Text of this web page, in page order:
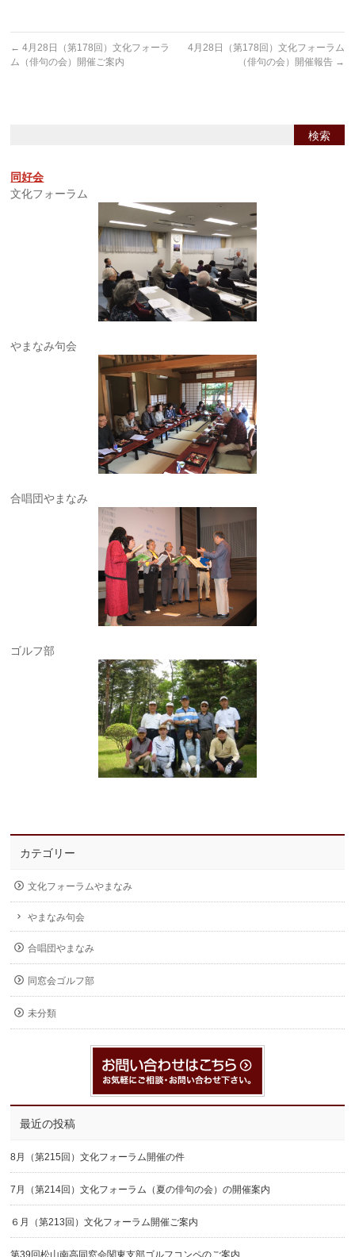
← 4月28日（第178回）文化フォーラ
ム（俳句の会）開催ご案内
4月28日（第178回）文化フォーラム
（俳句の会）開催報告 →
同好会
文化フォーラム
やまなみ句会
合唱団やまなみ
ゴルフ部
カテゴリー
文化フォーラムやまなみ
やまなみ句会
合唱団やまなみ
同窓会ゴルフ部
未分類
最近の投稿
8月（第215回）文化フォーラム開催の件
7月（第214回）文化フォーラム（夏の俳句の会）の開催案内
６月（第213回）文化フォーラム開催ご案内